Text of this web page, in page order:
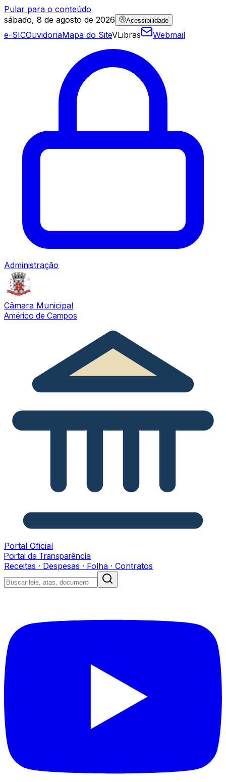
Pular para o conteúdo
sábado, 8 de agosto de 2026
Acessibilidade
e-SICOuvidoriaMapa do SiteVLibras Webmail
Administração
Câmara Municipal
Américo de Campos
Portal Oficial
Portal da Transparência
Receitas · Despesas · Folha · Contratos